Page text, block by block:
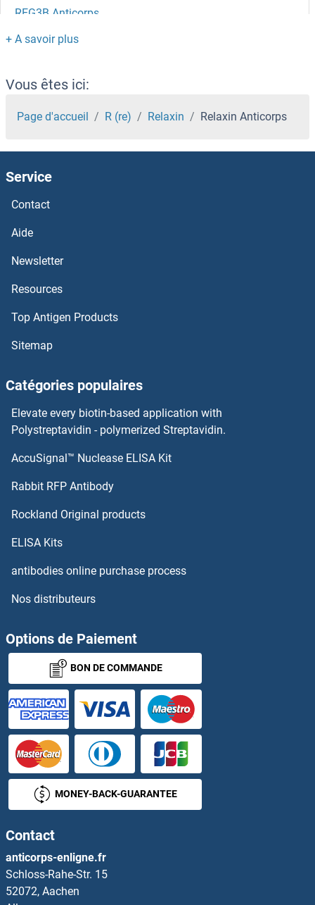
REG3B Anticorps
REG3A Anticorps
REG1B Anticorps
REG1A Anticorps
REG1 Anticorps
REEP6 Anticorps
REEP3 Anticorps
REEP2 Anticorps
Reelin Anticorps
RECQL5 Anticorps
RECQL4 Anticorps
RECQL2 Anticorps
Relaxin 3 Anticorps
Relaxin 3 Receptor 1 Anticorps
RELB Anticorps
RELM alpha Anticorps
RELT Anticorps
REM1 Anticorps
REM2 Anticorps
RENBP Anticorps
Renin Anticorps
RENT1/UPF1 Anticorps
Vous êtes ici:
Page d'accueil R (re) Relaxin Relaxin Anticorps
Service
Contact
Aide
Newsletter
Resources
Top Antigen Products
Sitemap
Catégories populaires
Elevate every biotin-based application with
Polystreptavidin - polymerized Streptavidin.
AccuSignal™ Nuclease ELISA Kit
Rabbit RFP Antibody
Rockland Original products
ELISA Kits
antibodies online purchase process
Nos distributeurs
Options de Paiement
BON DE COMMANDE
MONEY-BACK-GUARANTEE
Contact
anticorps-enligne.fr
Schloss-Rahe-Str. 15
52072, Aachen